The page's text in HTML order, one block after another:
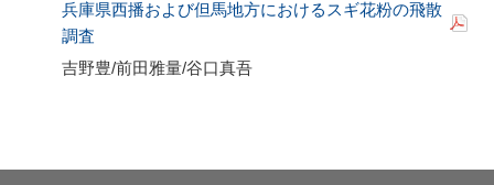
兵庫県西播および但馬地方におけるスギ花粉の飛散
調査
吉野豊/前田雅量/谷口真吾